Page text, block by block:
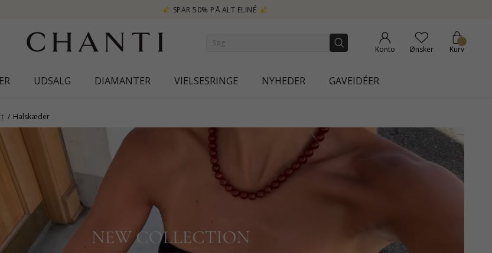
Konto Ønsker Kurv
UDSALG DIAMANTER VIELSESRINGE NYHEDER GAVEIDÉER
Halskæder